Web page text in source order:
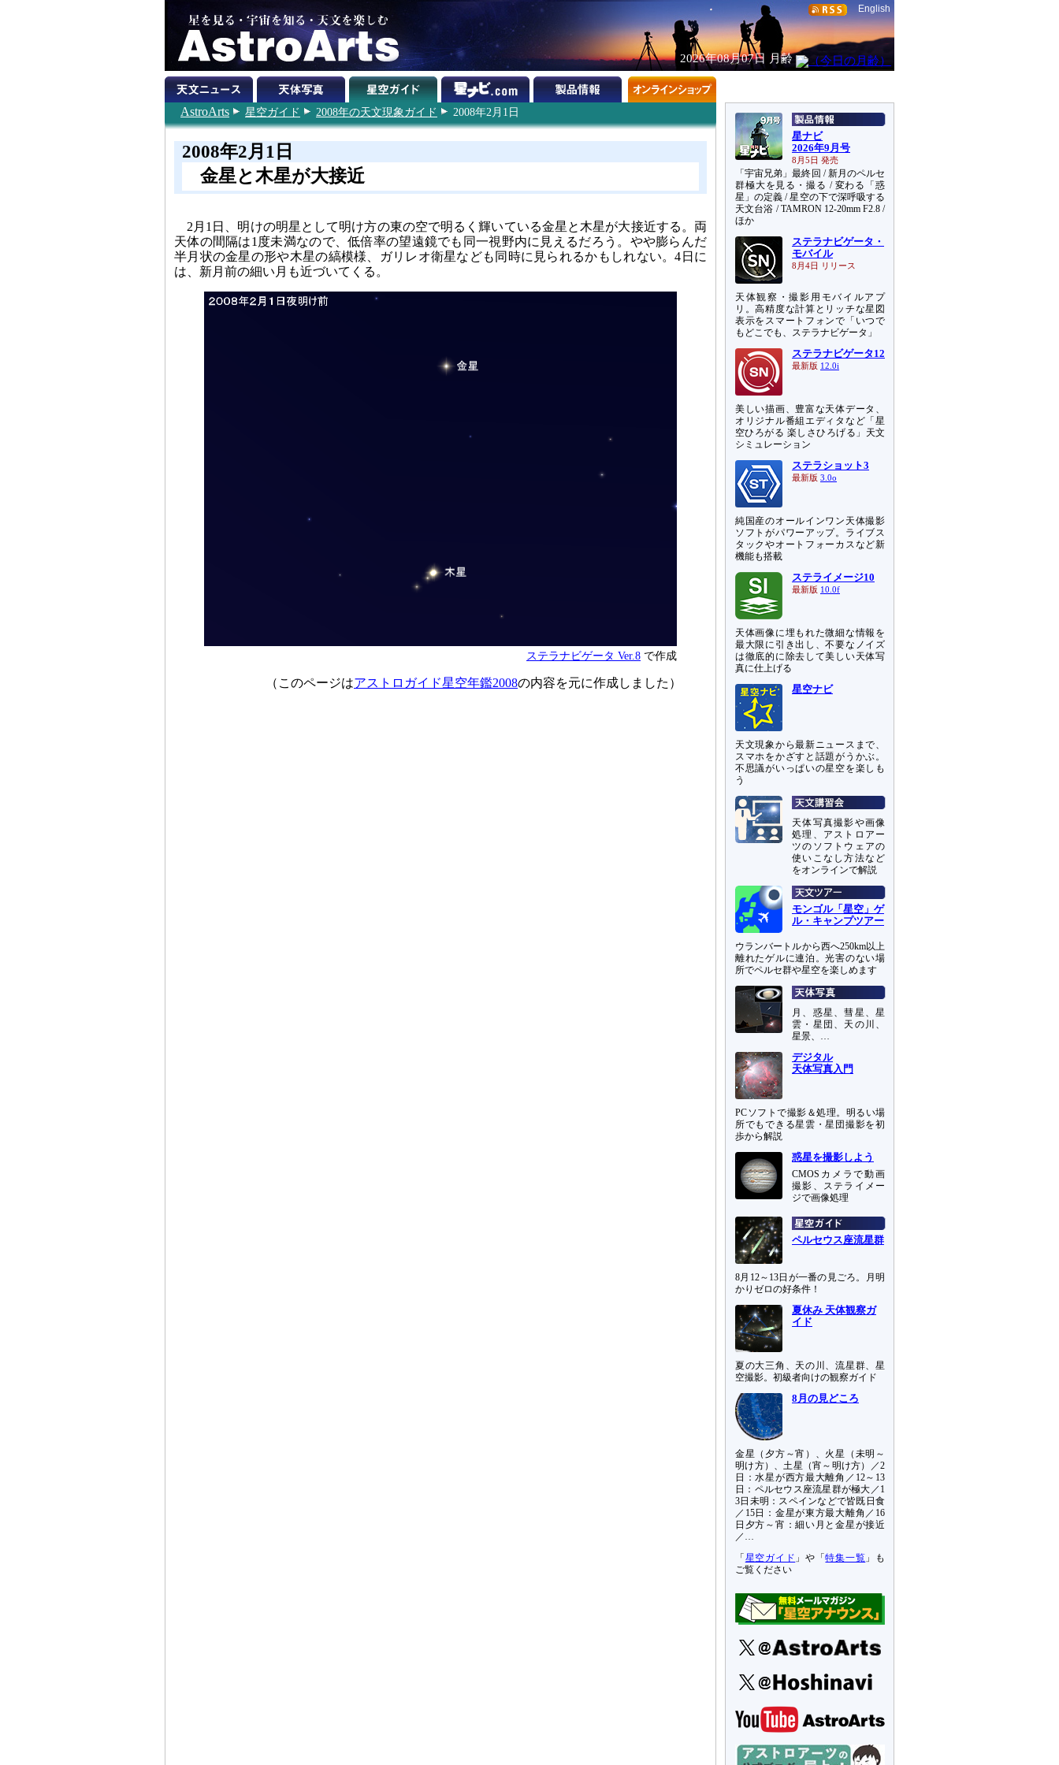
English
2026年08月07日 月齢
AstroArts 星空ガイド 2008年の天文現象ガイド 2008年2月1日
2008年2月1日
金星と木星が大接近
2月1日、明けの明星として明け方の東の空で明るく輝いている金星と木星が大接近する。両
天体の間隔は1度未満なので、低倍率の望遠鏡でも同一視野内に見えるだろう。やや膨らんだ
半月状の金星の形や木星の縞模様、ガリレオ衛星なども同時に見られるかもしれない。4日に
は、新月前の細い月も近づいてくる。
ステラナビゲータ Ver.8 で作成
（このページはアストロガイド星空年鑑2008の内容を元に作成しました）
星ナビ
2026年9月号
8月5日 発売
「宇宙兄弟」最終回 / 新月のペルセ
群極大を見る・撮る / 変わる「惑
星」の定義 / 星空の下で深呼吸する
天文台浴 / TAMRON 12-20mm F2.8 /
ほか
ステラナビゲータ・
モバイル
8月4日 リリース
天体観察・撮影用モバイルアプ
リ。高精度な計算とリッチな星図
表示をスマートフォンで「いつで
もどこでも、ステラナビゲータ」
ステラナビゲータ12
最新版 12.0i
美しい描画、豊富な天体データ、
オリジナル番組エディタなど「星
空ひろがる 楽しさひろげる」天文
シミュレーション
ステラショット3
最新版 3.0o
純国産のオールインワン天体撮影
ソフトがパワーアップ。ライブス
タックやオートフォーカスなど新
機能も搭載
ステライメージ10
最新版 10.0f
天体画像に埋もれた微細な情報を
最大限に引き出し、不要なノイズ
は徹底的に除去して美しい天体写
真に仕上げる
星空ナビ
天文現象から最新ニュースまで、
スマホをかざすと話題がうかぶ。
不思議がいっぱいの星空を楽しも
う
天体写真撮影や画像
処理、アストロアー
ツのソフトウェアの
使いこなし方法など
をオンラインで解説
モンゴル「星空」ゲ
ル・キャンプツアー
ウランバートルから西へ250km以上
離れたゲルに連泊。光害のない場
所でペルセ群や星空を楽しめます
月、惑星、彗星、星
雲・星団、天の川、
星景、…
デジタル
天体写真入門
PCソフトで撮影＆処理。明るい場
所でもできる星雲・星団撮影を初
歩から解説
惑星を撮影しよう
CMOSカメラで動画
撮影、ステライメー
ジで画像処理
ペルセウス座流星群
8月12～13日が一番の見ごろ。月明
かりゼロの好条件！
夏休み 天体観察ガ
イド
夏の大三角、天の川、流星群、星
空撮影。初級者向けの観察ガイド
8月の見どころ
金星（夕方～宵）、火星（未明～
明け方）、土星（宵～明け方）／2
日：水星が西方最大離角／12～13
日：ペルセウス座流星群が極大／1
3日未明：スペインなどで皆既日食
／15日：金星が東方最大離角／16
日夕方～宵：細い月と金星が接近
／…
「 星空ガイド 」や「特集一覧 」も
ご覧ください